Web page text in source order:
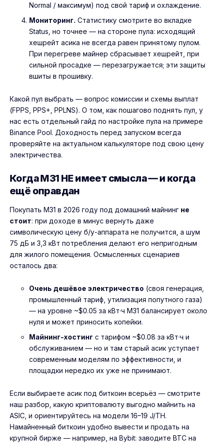
Normal / максимум) под свой тариф и охлаждение.
Мониторинг. Статистику смотрите во вкладке
Status, но точнее — на стороне пула: исходящий
хешрейт асика не всегда равен принятому пулом.
При перегреве майнер сбрасывает хешрейт, при
сильной просадке — перезагружается; эти защиты
вшиты в прошивку.
Какой пул выбрать — вопрос комиссии и схемы выплат
(FPPS, PPS+, PPLNS). О том, как пошагово поднять пул, у
нас есть отдельный гайд по настройке пула на примере
Binance Pool. Доходность перед запуском всегда
проверяйте на актуальном калькуляторе под свою цену
электричества.
Когда M31 НЕ имеет смысла — и когда
ещё оправдан
Покупать M31 в 2026 году под домашний майнинг не
стоит: при доходе в минус вернуть даже
символическую цену б/у-аппарата не получится, а шум
75 дБ и 3,3 кВт потребления делают его непригодным
для жилого помещения. Осмысленных сценариев
осталось два:
Очень дешёвое электричество (своя генерация,
промышленный тариф, утилизация попутного газа)
— на уровне ~$0.05 за кВт·ч M31 балансирует около
нуля и может приносить копейки.
Майнинг-хостинг с тарифом ~$0.08 за кВт·ч и
обслуживанием — но и там старый асик уступает
современным моделям по эффективности, и
площадки нередко их уже не принимают.
Если выбираете асик под биткоин всерьёз — смотрите
наш разбор, какую криптовалюту выгодно майнить на
ASIC , и ориентируйтесь на модели 16–19 J/TH.
Намайненный биткоин удобно вывести и продать на
крупной бирже — например, на Bybit: заводите BTC на